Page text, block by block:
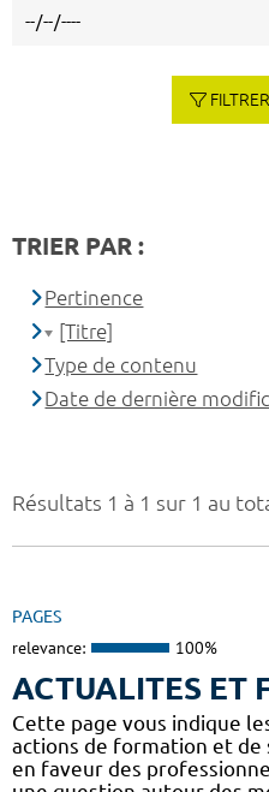
Résultats 1 à 1 sur 1 au
PAGES
relevance: 100%
ACTUALITES ET
Cette page vous indique
actions de formation et de
en faveur des
TRIER PAR :
Pertinence
[Titre]
Type de contenu
Date de dernière